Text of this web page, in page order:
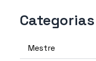
Categorias
Mestre